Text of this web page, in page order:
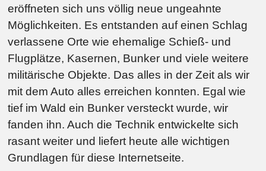
eröffneten sich uns völlig neue ungeahnte
Möglichkeiten. Es entstanden auf einen Schlag
verlassene Orte wie ehemalige Schieß- und
Flugplätze, Kasernen, Bunker und viele weitere
militärische Objekte. Das alles in der Zeit als wir
mit dem Auto alles erreichen konnten. Egal wie
tief im Wald ein Bunker versteckt wurde, wir
fanden ihn. Auch die Technik entwickelte sich
rasant weiter und liefert heute alle wichtigen
Grundlagen für diese Internetseite.